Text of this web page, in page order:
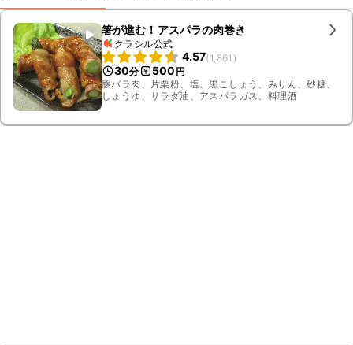
箸が進む！アスパラの肉巻き
クラシル公式
4.57(1,861 )
30分 500 円
豚バラ肉、片栗粉、塩、黒こしょう、みりん、砂糖、
しょうゆ、サラダ油、アスパラガス、料理酒